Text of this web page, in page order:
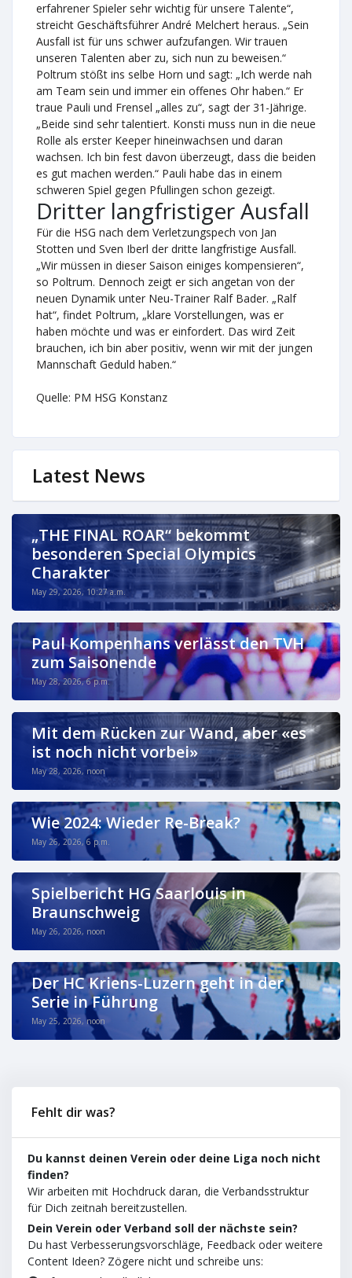
erfahrener Spieler sehr wichtig für unsere Talente“,
streicht Geschäftsführer André Melchert heraus. „Sein
Ausfall ist für uns schwer aufzufangen. Wir trauen
unseren Talenten aber zu, sich nun zu beweisen.“
Poltrum stößt ins selbe Horn und sagt: „Ich werde nah
am Team sein und immer ein offenes Ohr haben.“ Er
traue Pauli und Frensel „alles zu“, sagt der 31-Jährige.
„Beide sind sehr talentiert. Konsti muss nun in die neue
Rolle als erster Keeper hineinwachsen und daran
wachsen. Ich bin fest davon überzeugt, dass die beiden
es gut machen werden.“ Pauli habe das in einem
schweren Spiel gegen Pfullingen schon gezeigt.
Dritter langfristiger Ausfall
Für die HSG nach dem Verletzungspech von Jan
Stotten und Sven Iberl der dritte langfristige Ausfall.
„Wir müssen in dieser Saison einiges kompensieren“,
so Poltrum. Dennoch zeigt er sich angetan von der
neuen Dynamik unter Neu-Trainer Ralf Bader. „Ralf
hat“, findet Poltrum, „klare Vorstellungen, was er
haben möchte und was er einfordert. Das wird Zeit
brauchen, ich bin aber positiv, wenn wir mit der jungen
Mannschaft Geduld haben.“
Quelle: PM HSG Konstanz
Latest News
„THE FINAL ROAR“ bekommt
besonderen Special Olympics
Charakter
May 29, 2026, 10:27 a.m.
Paul Kompenhans verlässt den TVH
zum Saisonende
May 28, 2026, 6 p.m.
Mit dem Rücken zur Wand, aber «es
ist noch nicht vorbei»
May 28, 2026, noon
Wie 2024: Wieder Re-Break?
May 26, 2026, 6 p.m.
Spielbericht HG Saarlouis in
Braunschweig
May 26, 2026, noon
Der HC Kriens-Luzern geht in der
Serie in Führung
May 25, 2026, noon
Fehlt dir was?
Du kannst deinen Verein oder deine Liga noch nicht
finden?
Wir arbeiten mit Hochdruck daran, die Verbandsstruktur
für Dich zeitnah bereitzustellen.
Dein Verein oder Verband soll der nächste sein?
Du hast Verbesserungsvorschläge, Feedback oder weitere
Content Ideen? Zögere nicht und schreibe uns: